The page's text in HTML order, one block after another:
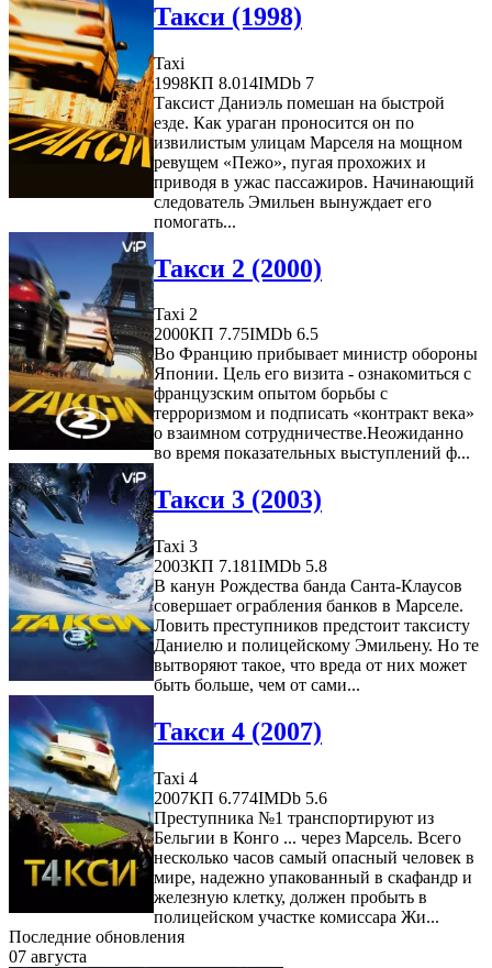
Такси (1998)
Taxi
1998КП 8.014IMDb 7
Таксист Даниэль помешан на быстрой
езде. Как ураган проносится он по
извилистым улицам Марселя на мощном
ревущем «Пежо», пугая прохожих и
приводя в ужас пассажиров. Начинающий
следователь Эмильен вынуждает его
помогать...
Такси 2 (2000)
Taxi 2
2000КП 7.75IMDb 6.5
Во Францию прибывает министр обороны
Японии. Цель его визита - ознакомиться с
французским опытом борьбы с
терроризмом и подписать «контракт века»
о взаимном сотрудничестве.Неожиданно
во время показательных выступлений ф...
Такси 3 (2003)
Taxi 3
2003КП 7.181IMDb 5.8
В канун Рождества банда Санта-Клаусов
совершает ограбления банков в Марселе.
Ловить преступников предстоит таксисту
Даниелю и полицейскому Эмильену. Но те
вытворяют такое, что вреда от них может
быть больше, чем от сами...
Такси 4 (2007)
Taxi 4
2007КП 6.774IMDb 5.6
Преступника №1 транспортируют из
Бельгии в Конго ... через Марсель. Всего
несколько часов самый опасный человек в
мире, надежно упакованный в скафандр и
железную клетку, должен пробыть в
полицейском участке комиссара Жи...
Последние обновления
07 августа